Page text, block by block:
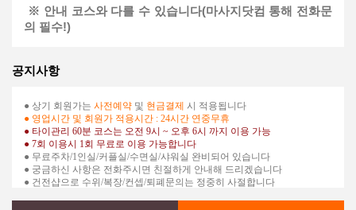
※ 안내 코스와 다를 수 있습니다(마사지닷컴 통해 전화문
의 필수!)
공지사항
● 상기 회원가는 사전예약 및 현금결제 시 적용됩니다
● 영업시간 및 회원가 적용시간 : 24시간 연중무휴
● ​ 타이관리 60분 코스는 오전 9시 ~ 오후 6시 까지 이용 가능
● 7회 이용시 1회 무료로 이용 가능합니다
● 무료주차/1인실/커플실/수면실/샤워실 완비되어 있습니다
● 궁금하신 사항은 전화주시면 친절하게 안내해 드리겠습니다
● 건전샵으로 수위/복장/컨셉/퇴폐문의는 정중히 사절합니다